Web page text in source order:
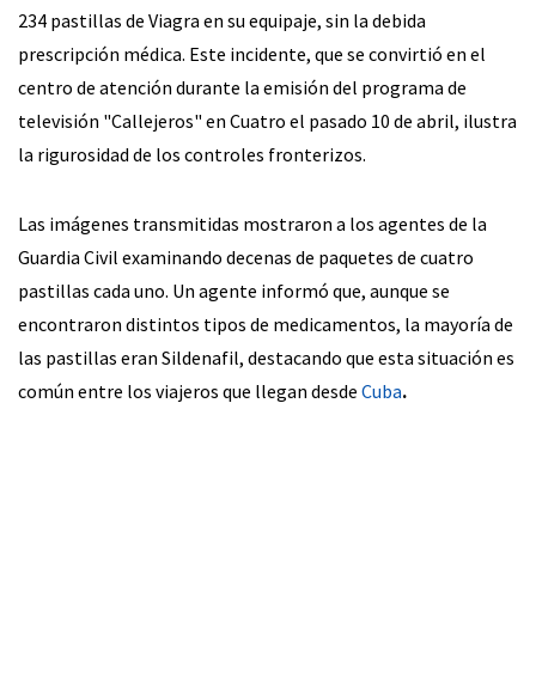
234 pastillas de Viagra en su equipaje, sin la debida
prescripción médica. Este incidente, que se convirtió en el
centro de atención durante la emisión del programa de
televisión "Callejeros" en Cuatro el pasado 10 de abril, ilustra
la rigurosidad de los controles fronterizos.
Las imágenes transmitidas mostraron a los agentes de la
Guardia Civil examinando decenas de paquetes de cuatro
pastillas cada uno. Un agente informó que, aunque se
encontraron distintos tipos de medicamentos, la mayoría de
las pastillas eran Sildenafil, destacando que esta situación es
común entre los viajeros que llegan desde Cuba.